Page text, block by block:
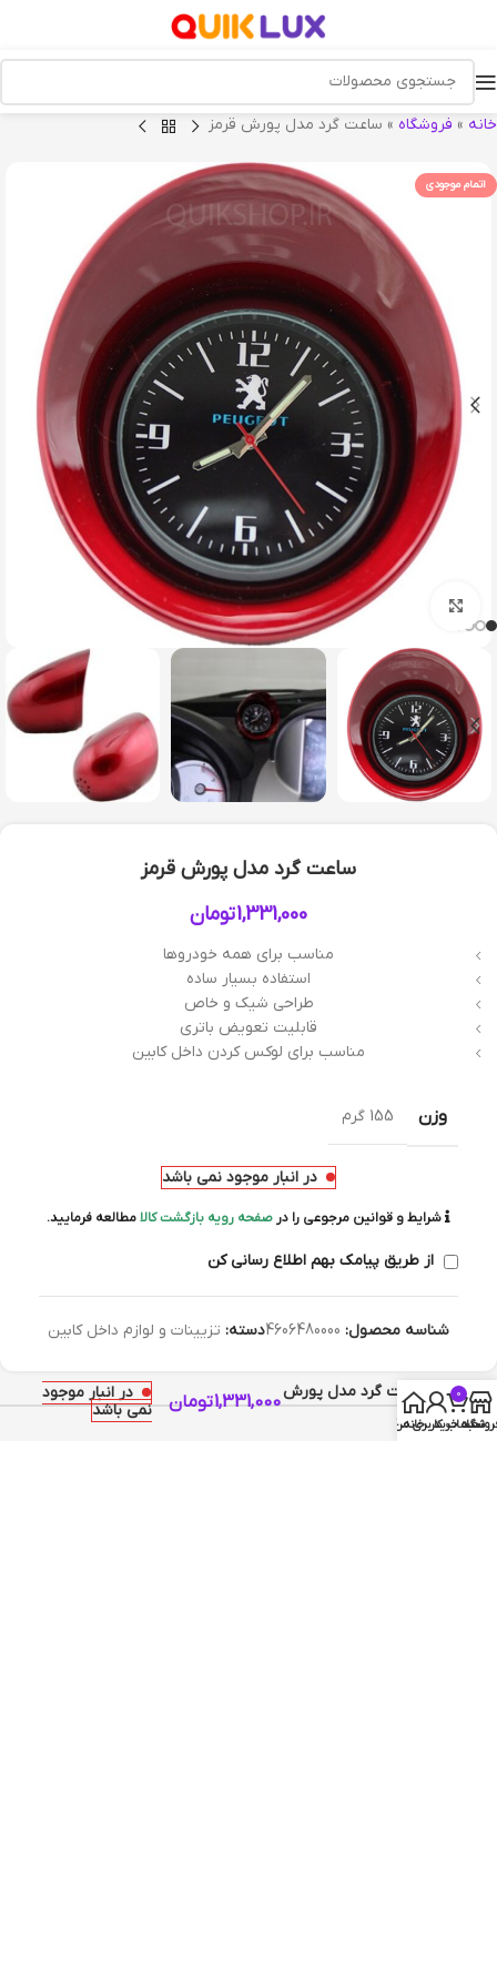
خانه » فروشگاه » ساعت گرد مدل پورش قرمز
اتمام موجودی
بزرگنمایی تصویر
ساعت گرد مدل پورش قرمز
1,331,000تومان
مناسب برای همه خودروها
استفاده بسیار ساده
طراحی شیک و خاص
قابلیت تعویض باتری
مناسب برای لوکس کردن داخل کابین
وزن 155 گرم
در انبار موجود نمی باشد
شرایط و قوانین مرجوعی را درصفحه رویه بازگشت کالامطالعه فرمایید.
از طریق پیامک بهم اطلاع رسانی کن
شناسه محصول: 4606480000دسته: تزیینات و لوازم داخل کابین
توضیحات
ساعت گرد مدل پورش
قرمز
1,331,000تومان
در انبار موجود
نمی باشد
0
سبد خرید
حساب کاربری من
خانه